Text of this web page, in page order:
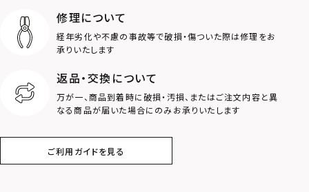
ロゴ
クラウン
スター
修理について
経年劣化や不慮の事故等で破損・傷ついた際は修理をお
承りいたします
返品・交換について
万が一、商品到着時に破損・汚損、またはご注文内容と異
なる商品が届いた場合にのみお承りいたします
ご利用ガイドを見る